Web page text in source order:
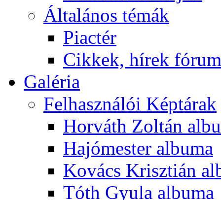
Általános témák
Piactér
Cikkek, hírek
Galéria
Felhasználói Képtárak
Horváth Zoltán
Hajómester albuma
Kovács Krisztián
Tóth Gyula albuma